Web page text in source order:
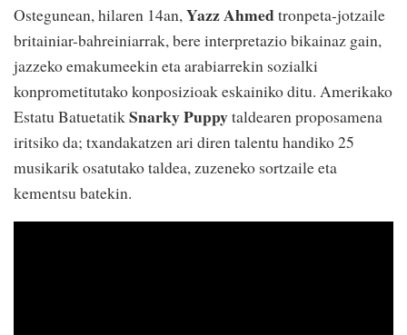
Ostegunean, hilaren 14an,Yazz Ahmedtronpeta-jotzaile
britainiar-bahreiniarrak, bere interpretazio bikainaz gain,
jazzeko emakumeekin eta arabiarrekin sozialki
konprometitutako konposizioak eskainiko ditu. Amerikako
Estatu BatuetatikSnarky Puppytaldearen proposamena
iritsiko da; txandakatzen ari diren talentu handiko 25
musikarik osatutako taldea, zuzeneko sortzaile eta
kementsu batekin.